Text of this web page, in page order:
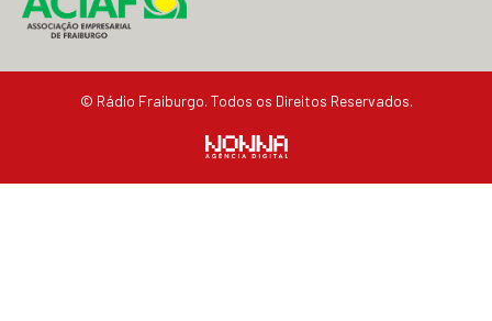
© Rádio Fraiburgo. Todos os Direitos Reservados.